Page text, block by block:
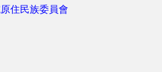
住民族委員會